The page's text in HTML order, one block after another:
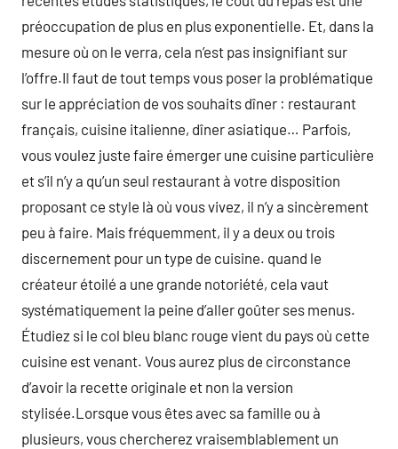
préoccupation de plus en plus exponentielle. Et, dans la
mesure où on le verra, cela n’est pas insignifiant sur
l’offre.Il faut de tout temps vous poser la problématique
sur le appréciation de vos souhaits dîner : restaurant
français, cuisine italienne, dîner asiatique… Parfois,
vous voulez juste faire émerger une cuisine particulière
et s’il n’y a qu’un seul restaurant à votre disposition
proposant ce style là où vous vivez, il n’y a sincèrement
peu à faire. Mais fréquemment, il y a deux ou trois
discernement pour un type de cuisine. quand le
créateur étoilé a une grande notoriété, cela vaut
systématiquement la peine d’aller goûter ses menus.
Étudiez si le col bleu blanc rouge vient du pays où cette
cuisine est venant. Vous aurez plus de circonstance
d’avoir la recette originale et non la version
stylisée.Lorsque vous êtes avec sa famille ou à
plusieurs, vous chercherez vraisemblablement un